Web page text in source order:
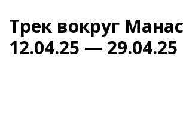
Трек вокруг
12.04.25 — 29.04.25